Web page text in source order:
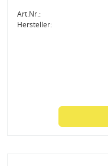
Art.Nr.:
Hersteller: